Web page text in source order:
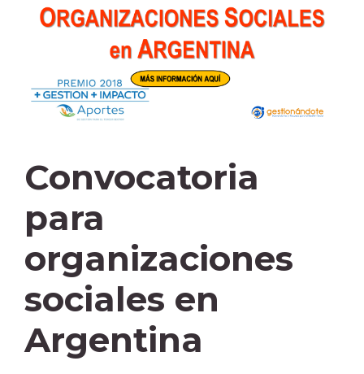
Convocatoria
para
organizaciones
sociales en
Argentina